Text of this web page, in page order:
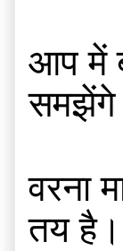
आप में
वरना
तय है।